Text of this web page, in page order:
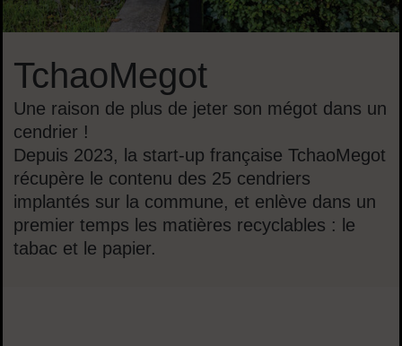
TchaoMegot
Une raison de plus de jeter son mégot dans un
cendrier !
Depuis 2023, la start-up française TchaoMegot
récupère le contenu des 25 cendriers
implantés sur la commune, et enlève dans un
premier temps les matières recyclables : le
tabac et le papier.